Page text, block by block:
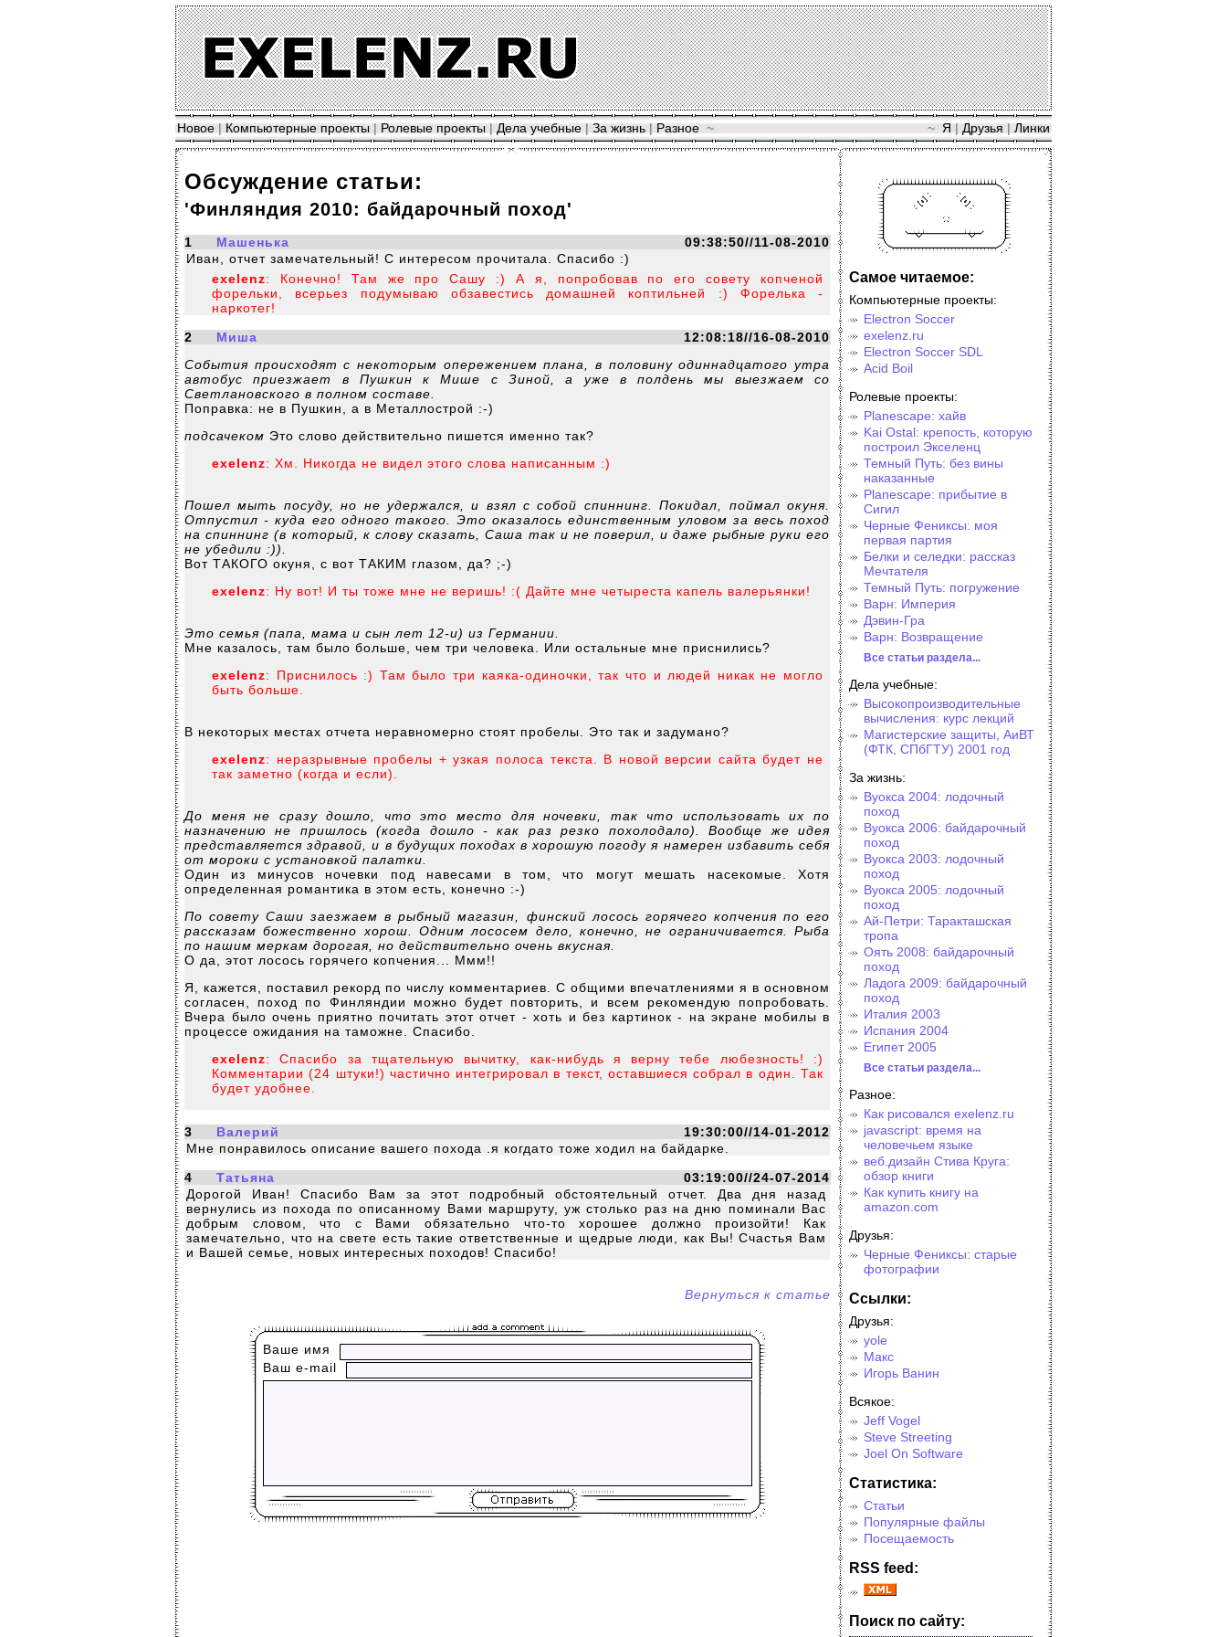
~ Я | Друзья | Линки
Новое | Компьютерные проекты | Ролевые проекты | Дела учебные | За жизнь | Разное ~
Самое читаемое:
Компьютерные проекты:
Electron Soccer
exelenz.ru
Electron Soccer SDL
Acid Boil
Ролевые проекты:
Planescape: хайв
Kai Ostal: крепость, которую
построил Экселенц
Темный Путь: без вины
наказанные
Planescape: прибытие в
Сигил
Черные Фениксы: моя
первая партия
Белки и селедки: рассказ
Мечтателя
Темный Путь: погружение
Варн: Империя
Дэвин-Гра
Варн: Возвращение
Все статьи раздела...
Дела учебные:
Высокопроизводительные
вычисления: курс лекций
Магистерские защиты, АиВТ
(ФТК, СПбГТУ) 2001 год
За жизнь:
Вуокса 2004: лодочный
поход
Вуокса 2006: байдарочный
поход
Вуокса 2003: лодочный
поход
Вуокса 2005: лодочный
поход
Ай-Петри: Таракташская
тропа
Оять 2008: байдарочный
поход
Ладога 2009: байдарочный
поход
Италия 2003
Испания 2004
Египет 2005
Все статьи раздела...
Разное:
Как рисовался exelenz.ru
javascript: время на
человечьем языке
веб.дизайн Стива Круга:
обзор книги
Как купить книгу на
amazon.com
Друзья:
Черные Фениксы: старые
фотографии
Cсылки:
Друзья:
yole
Макс
Игорь Ванин
Всякое:
Jeff Vogel
Steve Streeting
Joel On Software
Cтатистика:
Статьи
Популярные файлы
Посещаемость
RSS feed:
Поиск по сайту:
Обсуждение статьи:
'Финляндия 2010: байдарочный поход'
1 Машенька
09:38:50//11-08-2010
Иван, отчет замечательный! С интересом прочитала. Спасибо :)
exelenz: Конечно! Там же про Сашу :) А я, попробовав по его совету копченой
форельки, всерьез подумываю обзавестись домашней коптильней :) Форелька -
наркотег!
2
Миша
12:08:18//16-08-2010
События происходят с некоторым опережением плана, в половину одиннадцатого утра
автобус приезжает в Пушкин к Мише с Зиной, а уже в полдень мы выезжаем со
Светлановского в полном составе.
Поправка: не в Пушкин, а в Металлострой :-)
подсачеком Это слово действительно пишется именно так?
exelenz: Хм. Никогда не видел этого слова написанным :)
Пошел мыть посуду, но не удержался, и взял с собой спиннинг. Покидал, поймал окуня.
Отпустил - куда его одного такого. Это оказалось единственным уловом за весь поход
на спиннинг (в который, к слову сказать, Саша так и не поверил, и даже рыбные руки его
не убедили :)).
Вот ТАКОГО окуня, с вот ТАКИМ глазом, да? ;-)
exelenz: Ну вот! И ты тоже мне не веришь! :( Дайте мне четыреста капель валерьянки!
Это семья (папа, мама и сын лет 12-и) из Германии.
Мне казалось, там было больше, чем три человека. Или остальные мне приснились?
exelenz: Приснилось :) Там было три каяка-одиночки, так что и людей никак не могло
быть больше.
В некоторых местах отчета неравномерно стоят пробелы. Это так и задумано?
exelenz: неразрывные пробелы + узкая полоса текста. В новой версии сайта будет не
так заметно (когда и если).
До меня не сразу дошло, что это место для ночевки, так что использовать их по
назначению не пришлось (когда дошло - как раз резко похолодало). Вообще же идея
представляется здравой, и в будущих походах в хорошую погоду я намерен избавить себя
от мороки с установкой палатки.
Один из минусов ночевки под навесами в том, что могут мешать насекомые. Хотя
определенная романтика в этом есть, конечно :-)
По совету Саши заезжаем в рыбный магазин, финский лосось горячего копчения по его
рассказам божественно хорош. Одним лососем дело, конечно, не ограничивается. Рыба
по нашим меркам дорогая, но действительно очень вкусная.
О да, этот лосось горячего копчения... Ммм!!
Я, кажется, поставил рекорд по числу комментариев. С общими впечатлениями я в основном
согласен, поход по Финляндии можно будет повторить, и всем рекомендую попробовать.
Вчера было очень приятно почитать этот отчет - хоть и без картинок - на экране мобилы в
процессе ожидания на таможне. Спасибо.
exelenz: Спасибо за тщательную вычитку, как-нибудь я верну тебе любезность! :)
Комментарии (24 штуки!) частично интегрировал в текст, оставшиеся собрал в один. Так
будет удобнее.
3 Валерий
19:30:00//14-01-2012
Мне понравилось описание вашего похода .я когдато тоже ходил на байдарке.
4
Татьяна
03:19:00//24-07-2014
Дорогой Иван! Спасибо Вам за этот подробный обстоятельный отчет. Два дня назад
вернулись из похода по описанному Вами маршруту, уж столько раз на дню поминали Вас
добрым словом, что с Вами обязательно что-то хорошее должно произойти! Как
замечательно, что на свете есть такие ответственные и щедрые люди, как Вы! Счастья Вам
и Вашей семье, новых интересных походов! Спасибо!
Вернуться к статье
Ваше имя
Ваш е-mail